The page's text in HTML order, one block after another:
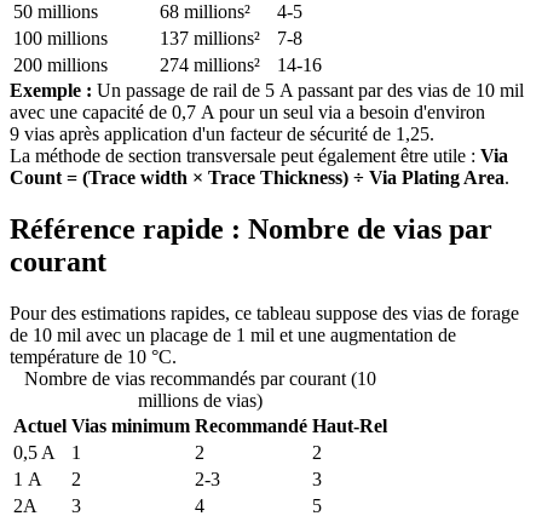
50 millions
68 millions²
4-5
100 millions
137 millions²
7-8
200 millions
274 millions²
14-16
Exemple : Un passage de rail de 5 A passant par des vias de 10 mil
avec une capacité de 0,7 A pour un seul via a besoin d'environ
9 vias après application d'un facteur de sécurité de 1,25.
La méthode de section transversale peut également être utile : Via
Count = (Trace width × Trace Thickness) ÷ Via Plating Area.
Référence rapide : Nombre de vias par
courant
Pour des estimations rapides, ce tableau suppose des vias de forage
de 10 mil avec un placage de 1 mil et une augmentation de
température de 10 °C.
Nombre de vias recommandés par courant (10
millions de vias)
Actuel Vias minimum Recommandé Haut-Rel
0,5 A
1 2
2
1 A
2 2-3
3
2A
3 4 5